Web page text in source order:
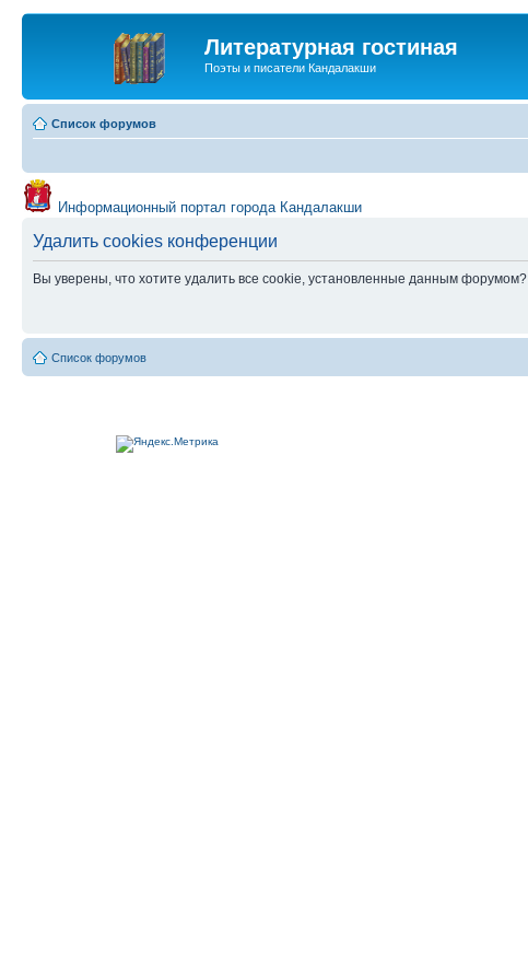
Литературная гостиная
Поэты и писатели Кандалакши
Список форумов
Информационный портал города Кандалакши
Удалить cookies конференции
Вы уверены, что хотите удалить все cookie, установленные данным форумом?
Список форумов